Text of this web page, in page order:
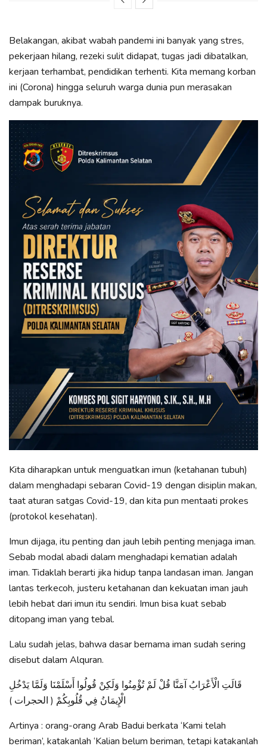
Belakangan, akibat wabah pandemi ini banyak yang stres,
pekerjaan hilang, rezeki sulit didapat, tugas jadi dibatalkan,
kerjaan terhambat, pendidikan terhenti. Kita memang korban
ini (Corona) hingga seluruh warga dunia pun merasakan
dampak buruknya.
Kita diharapkan untuk menguatkan imun (ketahanan tubuh)
dalam menghadapi sebaran Covid-19 dengan disiplin makan,
taat aturan satgas Covid-19, dan kita pun mentaati prokes
(protokol kesehatan).
Imun dijaga, itu penting dan jauh lebih penting menjaga iman.
Sebab modal abadi dalam menghadapi kematian adalah
iman. Tidaklah berarti jika hidup tanpa landasan iman. Jangan
lantas terkecoh, justeru ketahanan dan kekuatan iman jauh
lebih hebat dari imun itu sendiri. Imun bisa kuat sebab
ditopang iman yang tebal.
Lalu sudah jelas, bahwa dasar bernama iman sudah sering
disebut dalam Alquran.
قَالَتِ الْأَعْرَابُ آمَنَّا قُلْ لَمْ تُؤْمِنُوا وَلَكِنْ قُولُوا أَسْلَمْنَا وَلَمَّا يَدْخُلِ
الْإِيمَانُ فِي قُلُوبِكُمْ ( الحجرات )
Artinya : orang-orang Arab Badui berkata ‘Kami telah
beriman’, katakanlah ‘Kalian belum beriman, tetapi katakanlah